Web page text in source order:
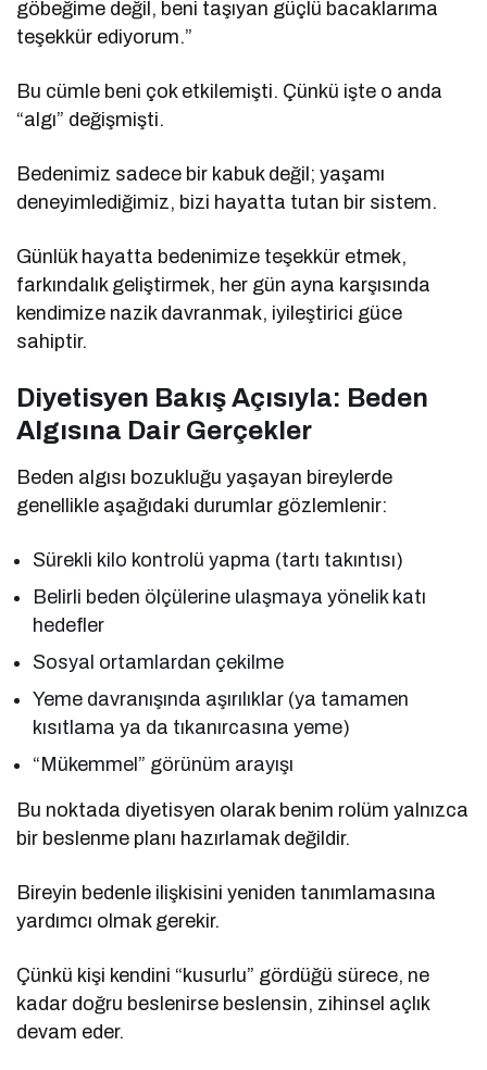
göbeğime değil, beni taşıyan güçlü bacaklarıma
teşekkür ediyorum.”
Bu cümle beni çok etkilemişti. Çünkü işte o anda
“algı” değişmişti.
Bedenimiz sadece bir kabuk değil; yaşamı
deneyimlediğimiz, bizi hayatta tutan bir sistem.
Günlük hayatta bedenimize teşekkür etmek,
farkındalık geliştirmek, her gün ayna karşısında
kendimize nazik davranmak, iyileştirici güce
sahiptir.
Diyetisyen Bakış Açısıyla: Beden
Algısına Dair Gerçekler
Beden algısı bozukluğu yaşayan bireylerde
genellikle aşağıdaki durumlar gözlemlenir:
Sürekli kilo kontrolü yapma (tartı takıntısı)
Belirli beden ölçülerine ulaşmaya yönelik katı
hedefler
Sosyal ortamlardan çekilme
Yeme davranışında aşırılıklar (ya tamamen
kısıtlama ya da tıkanırcasına yeme)
“Mükemmel” görünüm arayışı
Bu noktada diyetisyen olarak benim rolüm yalnızca
bir beslenme planı hazırlamak değildir.
Bireyin bedenle ilişkisini yeniden tanımlamasına
yardımcı olmak gerekir.
Çünkü kişi kendini “kusurlu” gördüğü sürece, ne
kadar doğru beslenirse beslensin, zihinsel açlık
devam eder.